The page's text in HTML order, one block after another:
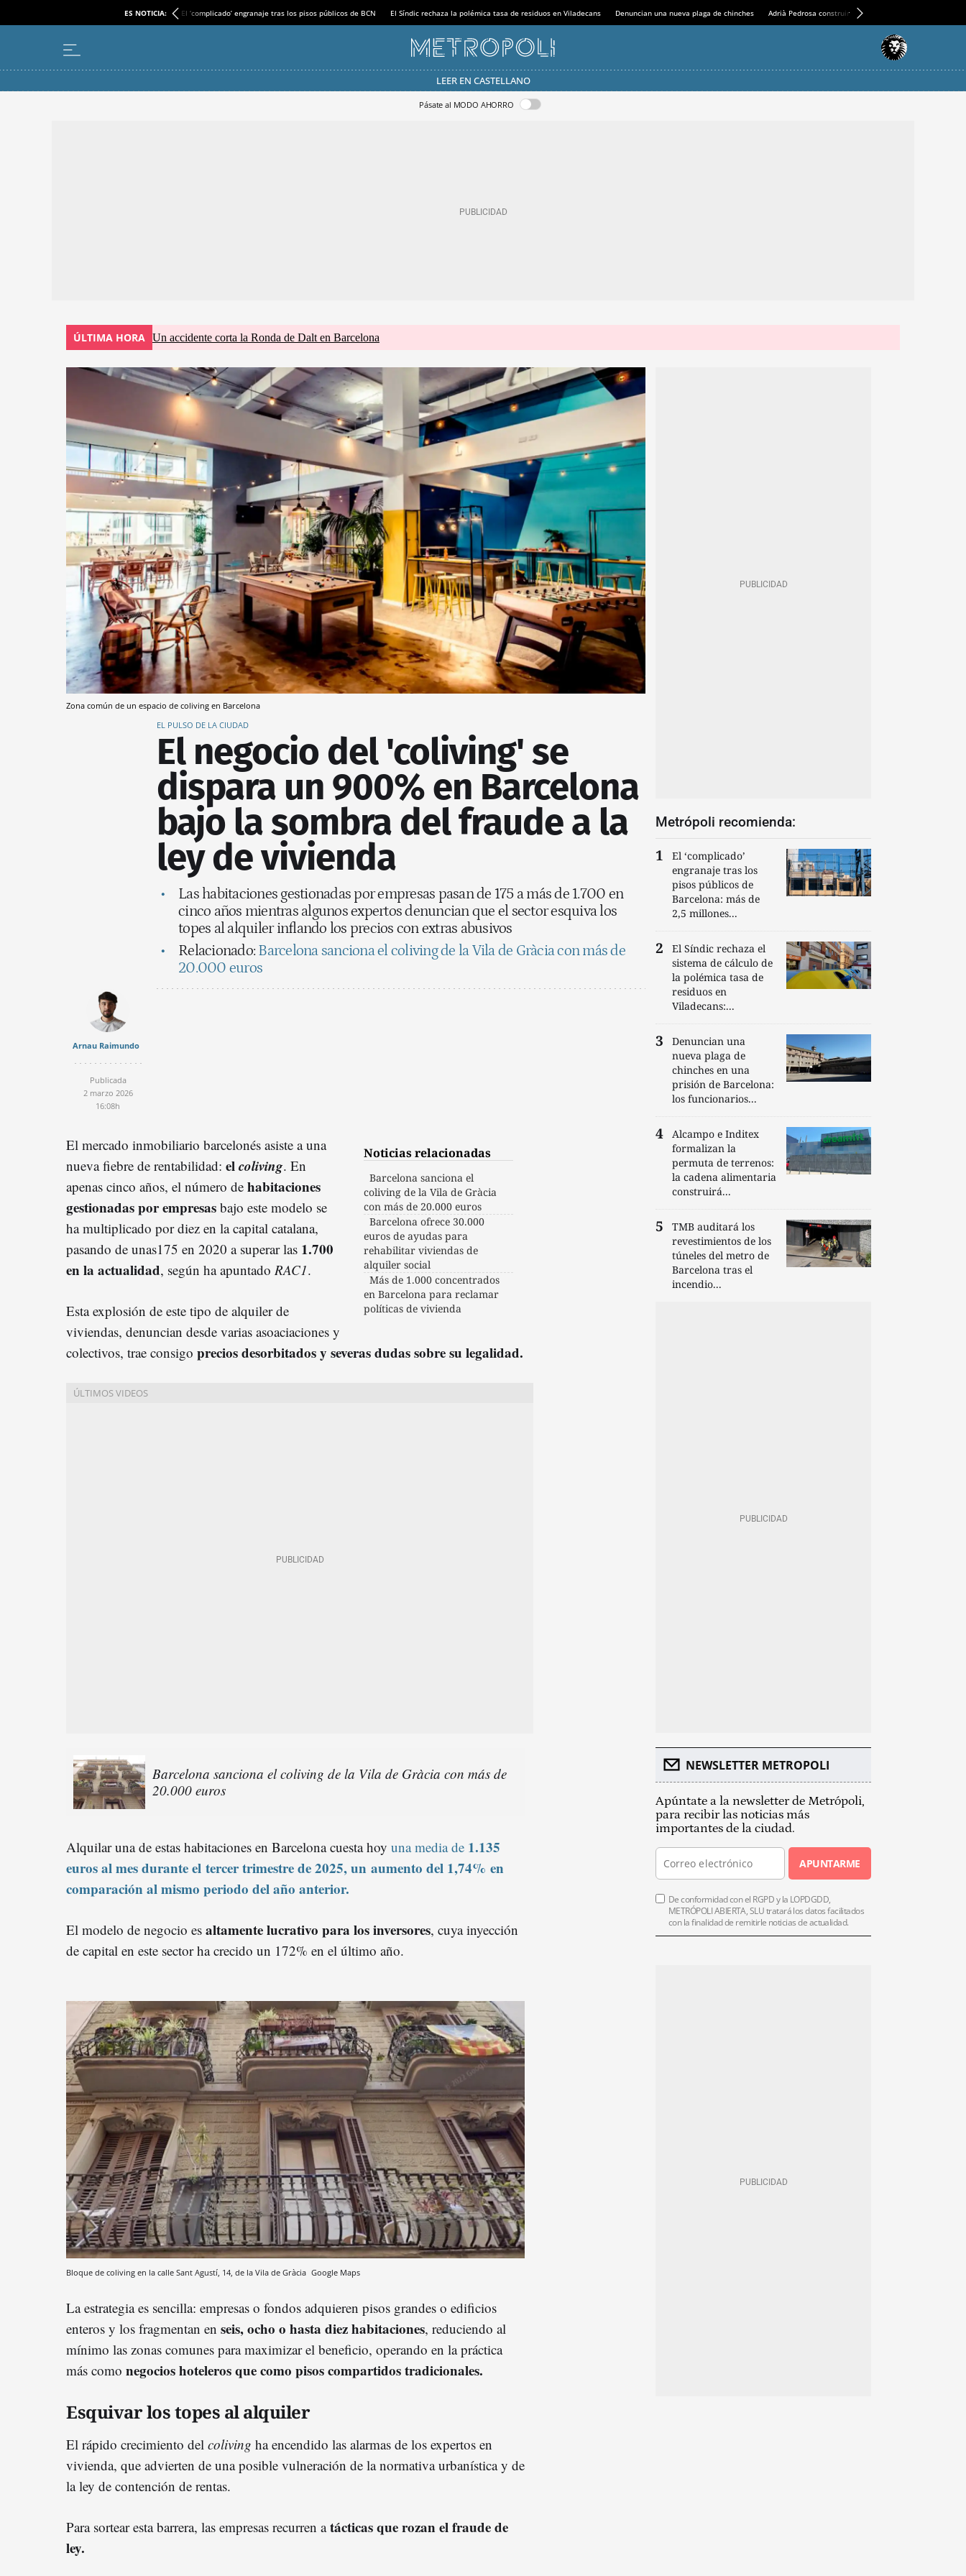
ES NOTICIA: El ‘complicado’ engranaje tras los pisos públicos de BCN El Síndic rechaza la polémica tasa de residuos en Viladecans Denuncian una nueva plaga de chinches Adrià Pedrosa construirá la nueva residencia en el
LEER EN CASTELLANO
Pásate al MODO AHORRO
ÚLTIMA HORA Un accidente corta la Ronda de Dalt en Barcelona
Zona común de un espacio de coliving en Barcelona
EL PULSO DE LA CIUDAD
El negocio del 'coliving' se
dispara un 900% en Barcelona
bajo la sombra del fraude a la
ley de vivienda
Las habitaciones gestionadas por empresas pasan de 175 a más de 1.700 en
cinco años mientras algunos expertos denuncian que el sector esquiva los
topes al alquiler inflando los precios con extras abusivos
Relacionado: Barcelona sanciona el coliving de la Vila de Gràcia con más de
20.000 euros
Arnau Raimundo
Publicada
2 marzo 2026
16:08h
Noticias relacionadas
Barcelona sanciona el
coliving de la Vila de Gràcia
con más de 20.000 euros
Barcelona ofrece 30.000
euros de ayudas para
rehabilitar viviendas de
alquiler social
Más de 1.000 concentrados
en Barcelona para reclamar
políticas de vivienda
El mercado inmobiliario barcelonés asiste a una
nueva fiebre de rentabilidad: elcoliving. En
apenas cinco años, el número de habitaciones
gestionadas por empresas bajo este modelo se
ha multiplicado por diez en la capital catalana,
pasando de unas175 en 2020 a superar las 1.700
en la actualidad, según ha apuntado RAC1.
Esta explosión de este tipo de alquiler de
viviendas, denuncian desde varias asoaciaciones y
colectivos, trae consigo precios desorbitados y severas dudas sobre su legalidad.
Barcelona sanciona el coliving de la Vila de Gràcia con más de
20.000 euros
Alquilar una de estas habitaciones en Barcelona cuesta hoy una media de 1.135
euros al mes durante el tercer trimestre de 2025, un aumento del 1,74% en
comparación al mismo periodo del año anterior.
El modelo de negocio es altamente lucrativo para los inversores, cuya inyección
de capital en este sector ha crecido un 172% en el último año.
Bloque de coliving en la calle Sant Agustí, 14, de la Vila de Gràcia Google Maps
La estrategia es sencilla: empresas o fondos adquieren pisos grandes o edificios
enteros y los fragmentan en seis, ocho o hasta diez habitaciones, reduciendo al
mínimo las zonas comunes para maximizar el beneficio, operando en la práctica
más como negocios hoteleros que como pisos compartidos tradicionales.
Esquivar los topes al alquiler
El rápido crecimiento del coliving ha encendido las alarmas de los expertos en
vivienda, que advierten de una posible vulneración de la normativa urbanística y de
la ley de contención de rentas.
Para sortear esta barrera, las empresas recurren atácticas que rozan el fraude de
ley.
Metrópoli recomienda:
El ‘complicado’
engranaje tras los
pisos públicos de
Barcelona: más de
2,5 millones...
El Síndic rechaza el
sistema de cálculo de
la polémica tasa de
residuos en
Viladecans:...
Denuncian una
nueva plaga de
chinches en una
prisión de Barcelona:
los funcionarios...
Alcampo e Inditex
formalizan la
permuta de terrenos:
la cadena alimentaria
construirá...
TMB auditará los
revestimientos de los
túneles del metro de
Barcelona tras el
incendio...
NEWSLETTER METROPOLI
Apúntate a la newsletter de Metrópoli,
para recibir las noticias más
importantes de la ciudad.
APUNTARME
De conformidad con el RGPD y la LOPDGDD,
METRÓPOLI ABIERTA, SLU tratará los datos facilitados
con la finalidad de remitirle noticias de actualidad.